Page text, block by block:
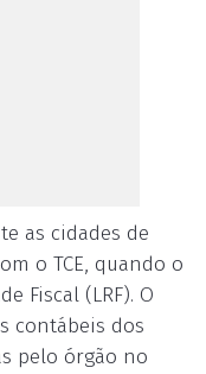
as cidades de
o TCE, quando o
Fiscal (LRF). O
contábeis dos
pelo órgão no